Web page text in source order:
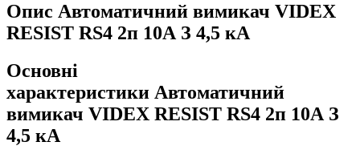
Опис Автоматичний вимикач VIDEX
RESIST RS4 2п 10А З 4,5 кА
Основні
характеристики Автоматичний
вимикач VIDEX RESIST RS4 2п 10А З
4,5 кА